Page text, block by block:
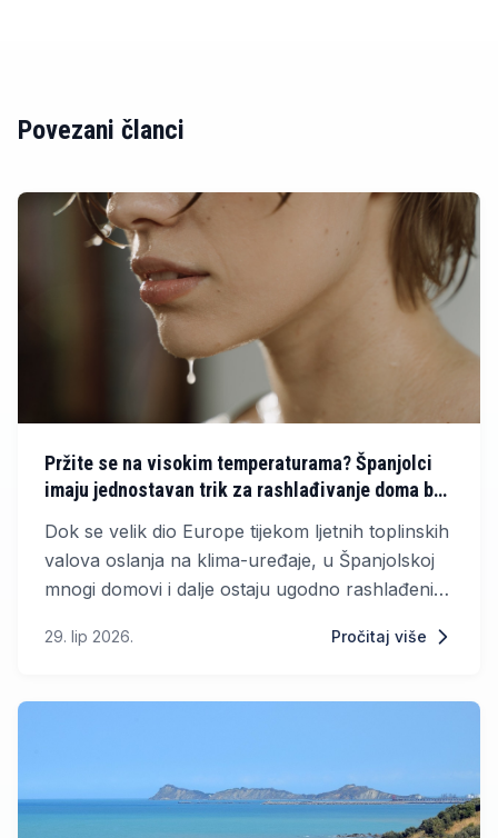
Povezani članci
Pržite se na visokim temperaturama? Španjolci
imaju jednostavan trik za rashlađivanje doma bez
Dok se velik dio Europe tijekom ljetnih toplinskih
valova oslanja na klima-uređaje, u Španjolskoj
mnogi domovi i dalje ostaju ugodno rashlađeni
koja ne troši električnu energiju.
29. lip 2026. Pročitaj više